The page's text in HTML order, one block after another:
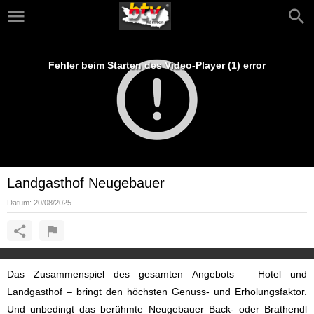
Fehler beim Starten des Video-Player (1) error
Landgasthof Neugebauer
Datum: 20/08/2025
Das Zusammenspiel des gesamten Angebots – Hotel und
Landgasthof – bringt den höchsten Genuss- und Erholungsfaktor.
Und unbedingt das berühmte Neugebauer Back- oder Brathendl